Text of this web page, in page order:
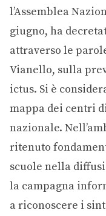
l’Assemblea
giugno, ha
attraverso le
Vianello, sulla
ictus. Si è
mappa dei centri
nazionale.
ritenuto
scuole nella
la campagna
a riconoscere i